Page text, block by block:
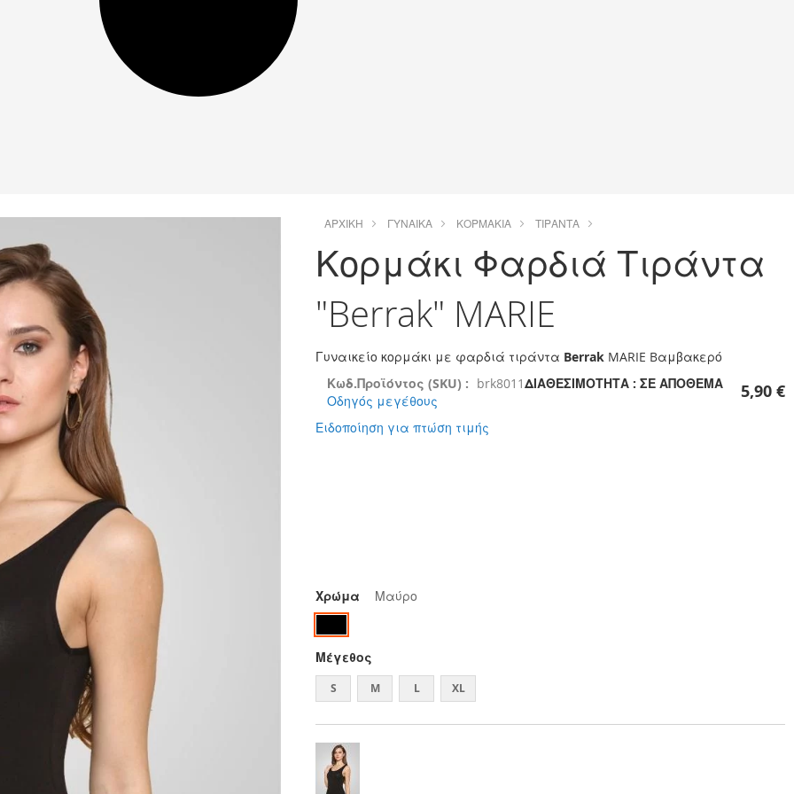
ΑΡΧΙΚΉ ΓΥΝΑΊΚΑ ΚΟΡΜΆΚΙΑ ΤΙΡΆΝΤΑ
Κορμάκι Φαρδιά Τιράντα
"Berrak" MARIE
Γυναικείο κορμάκι με φαρδιά τιράντα Berrak MARIE Bαμβακερό
ΔΙΑΘΕΣΙΜΌΤΗΤΑ : ΣΕ ΑΠΌΘΕΜΑ
Κωδ.Προϊόντος (SKU) : brk8011
Οδηγός μεγέθους
5,90 €
Ειδοποίηση για πτώση τιμής
Χρώμα Μαύρο
Μέγεθος
S M L XL